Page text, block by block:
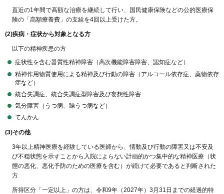
直近の1年間で高額な治療を継続して行い、国民健康保険などの公的医療保
険の「高額療養費」の支給を4回以上受けた方。
(2)疾病・症状から対象となる方
以下の精神疾患の方
症状性を含む器質性精神障害（高次機能障害障害、認知症など）
精神作用物質使用による精神及び行動の障害（アルコール依存症、薬物依存
症など）
統合失調症、統合失調症型障害及び妄想性障害
気分障害（うつ病、躁うつ病など）
てんかん
(3)その他
3年以上精神医療を経験している医師から、情動及び行動の障害又は不安及
び不穏状態を示すことから入院によらない計画的かつ集中的な精神医療（状
態の悪化、悪化予防のための医療を含む）が続けて必要であると判断された
方
所得区分「一定以上」の方は、令和9年（2027年）3月31日までの経過的特